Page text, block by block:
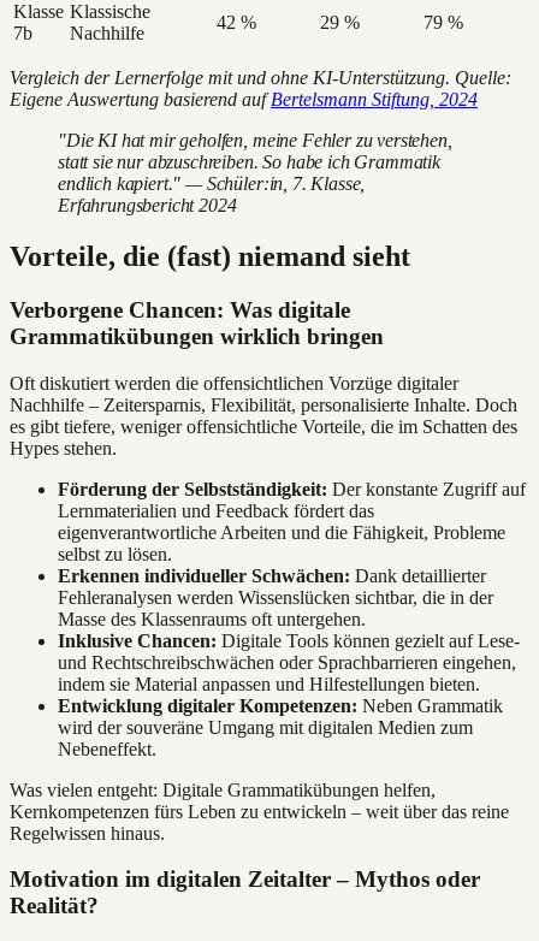
Klasse
7b
Klassische
Nachhilfe
42 % 29 % 79 %
Vergleich der Lernerfolge mit und ohne KI-Unterstützung. Quelle:
Eigene Auswertung basierend aufBertelsmann Stiftung, 2024
"Die KI hat mir geholfen, meine Fehler zu verstehen,
statt sie nur abzuschreiben. So habe ich Grammatik
endlich kapiert." — Schüler:in, 7. Klasse,
Erfahrungsbericht 2024
Vorteile, die (fast) niemand sieht
Verborgene Chancen: Was digitale
Grammatikübungen wirklich bringen
Oft diskutiert werden die offensichtlichen Vorzüge digitaler
Nachhilfe – Zeitersparnis, Flexibilität, personalisierte Inhalte. Doch
es gibt tiefere, weniger offensichtliche Vorteile, die im Schatten des
Hypes stehen.
Förderung der Selbstständigkeit: Der konstante Zugriff auf
Lernmaterialien und Feedback fördert das
eigenverantwortliche Arbeiten und die Fähigkeit, Probleme
selbst zu lösen.
Erkennen individueller Schwächen: Dank detaillierter
Fehleranalysen werden Wissenslücken sichtbar, die in der
Masse des Klassenraums oft untergehen.
Inklusive Chancen: Digitale Tools können gezielt auf Lese-
und Rechtschreibschwächen oder Sprachbarrieren eingehen,
indem sie Material anpassen und Hilfestellungen bieten.
Entwicklung digitaler Kompetenzen: Neben Grammatik
wird der souveräne Umgang mit digitalen Medien zum
Nebeneffekt.
Was vielen entgeht: Digitale Grammatikübungen helfen,
Kernkompetenzen fürs Leben zu entwickeln – weit über das reine
Regelwissen hinaus.
Motivation im digitalen Zeitalter – Mythos oder
Realität?